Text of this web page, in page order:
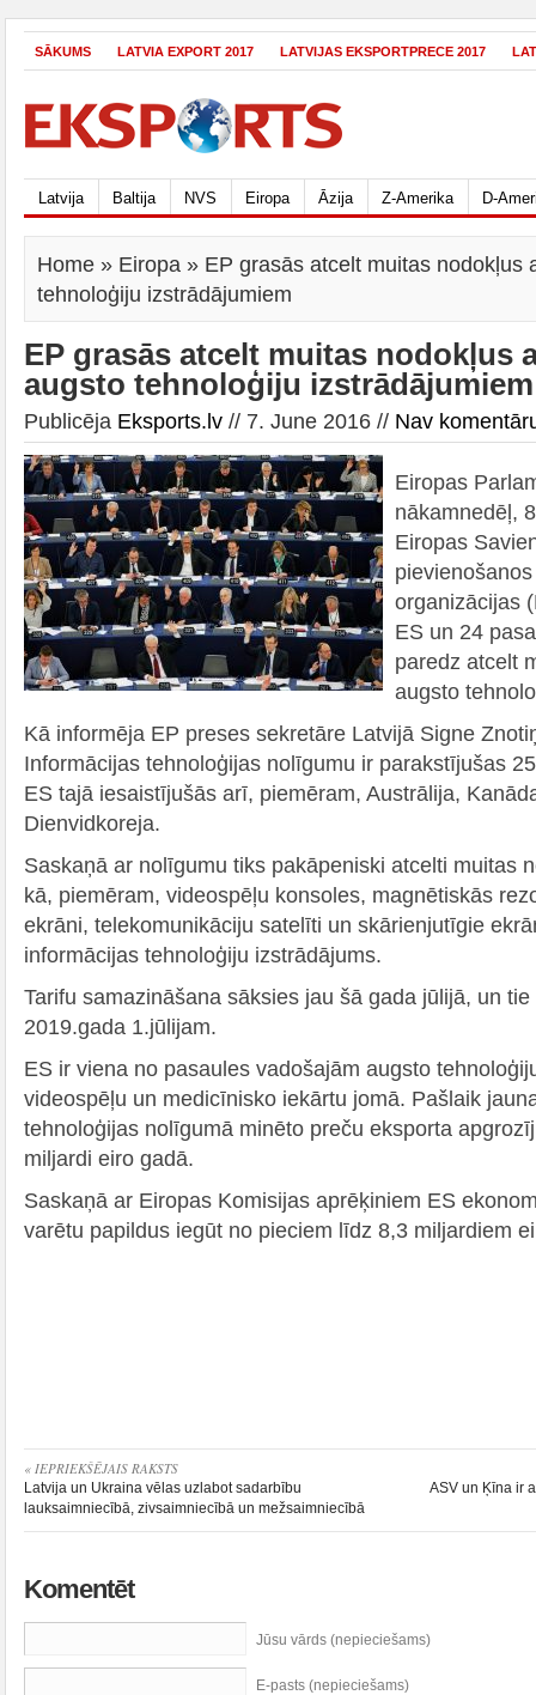
SĀKUMS LATVIA EXPORT 2017 LATVIJAS EKSPORTPRECE 2017
Latvija Baltija NVS Eiropa Āzija Z-Amerika D-
Home » Eiropa » EP grasās atcelt muitas nodokļus
tehnoloģiju izstrādājumiem
EP grasās atcelt muitas nodokļus
augsto tehnoloģiju izstrādājumiem
Publicēja Eksports.lv // 7. June 2016 // Nav
Eiropas
nākamnedēļ,
Eiropas
organizācijas
ES un 24
paredz atcelt
augsto
Kā informēja EP preses sekretāre Latvijā Signe
Informācijas tehnoloģijas nolīgumu ir parakstījušas
ES tajā iesaistījušās arī, piemēram, Austrālija,
Dienvidkoreja.
Saskaņā ar nolīgumu tiks pakāpeniski atcelti muitas
kā, piemēram, videospēļu konsoles, magnētiskās
ekrāni, telekomunikāciju satelīti un skārienjutīgie
informācijas tehnoloģiju izstrādājums.
Tarifu samazināšana sāksies jau šā gada jūlijā, un
2019.gada 1.jūlijam.
ES ir viena no pasaules vadošajām augsto
videospēļu un medicīnisko iekārtu jomā. Pašlaik
tehnoloģijas nolīgumā minēto preču eksporta
miljardi eiro gadā.
Saskaņā ar Eiropas Komisijas aprēķiniem ES
varētu papildus iegūt no pieciem līdz 8,3 miljardiem
« IEPRIEKŠĒJAIS RAKSTS
Latvija un Ukraina vēlas uzlabot sadarbību
lauksaimniecībā, zivsaimniecībā un mežsaimniecībā
ASV un Ķīna ir
Komentēt
Jūsu vārds (nepieciešams)
E-pasts (nepieciešams)